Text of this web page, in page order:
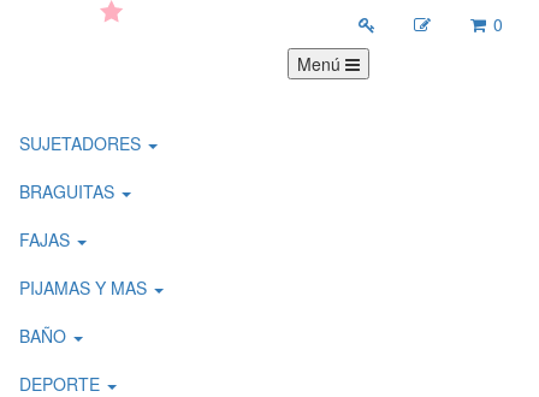
0
Menú
SUJETADORES
BRAGUITAS
FAJAS
PIJAMAS Y MAS
BAÑO
DEPORTE